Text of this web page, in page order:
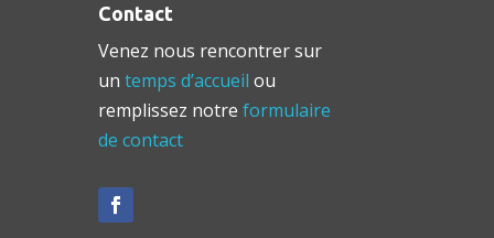
Contact
Venez nous rencontrer sur
untemps d’accueil ou
remplissez notreformulaire
de contact